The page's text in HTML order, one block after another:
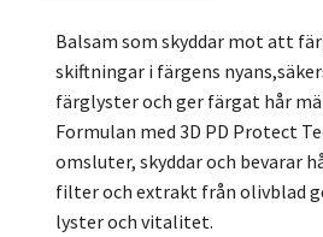
Balsam som skyddar mot att
skiftningar i färgens
färglyster och ger färgat hår
Formulan med 3D PD Protect
omsluter, skyddar och bevarar
filter och extrakt från olivblad
lyster och vitalitet.